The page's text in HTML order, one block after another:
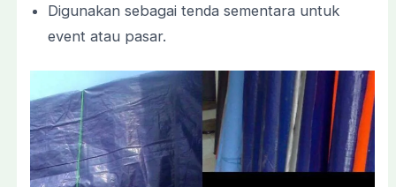
Digunakan sebagai tenda sementara untuk
event atau pasar.